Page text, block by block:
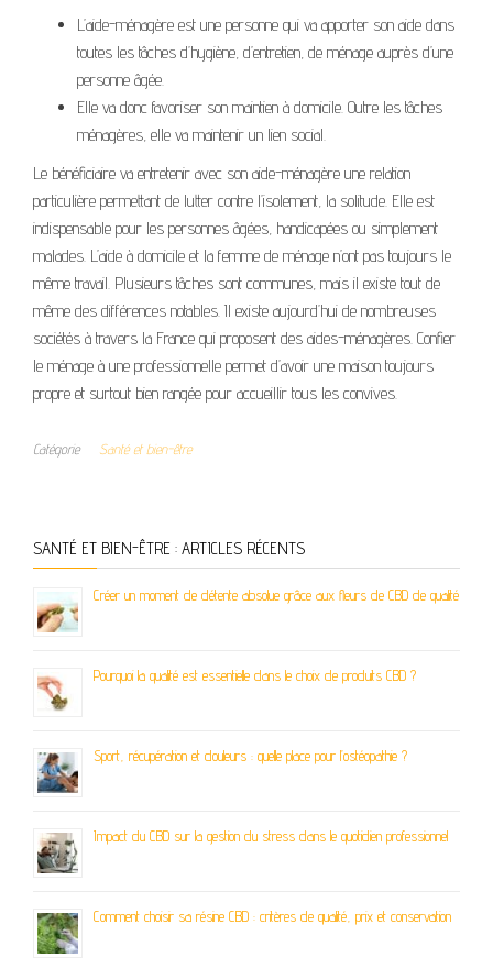
L’aide-ménagère est une personne qui va apporter son aide dans
toutes les tâches d’hygiène, d’entretien, de ménage auprès d’une
personne âgée.
Elle va donc favoriser son maintien à domicile. Outre les tâches
ménagères, elle va maintenir un lien social.
Le bénéficiaire va entretenir avec son aide-ménagère une relation
particulière permettant de lutter contre l’isolement, la solitude. Elle est
indispensable pour les personnes âgées, handicapées ou simplement
malades. L’aide à domicile et la femme de ménage n’ont pas toujours le
même travail. Plusieurs tâches sont communes, mais il existe tout de
même des différences notables. Il existe aujourd’hui de nombreuses
sociétés à travers la France qui proposent des aides-ménagères. Confier
le ménage à une professionnelle permet d’avoir une maison toujours
propre et surtout bien rangée pour accueillir tous les convives.
Catégorie Santé et bien-être
SANTÉ ET BIEN-ÊTRE : ARTICLES RÉCENTS
Créer un moment de détente absolue grâce aux fleurs de CBD de qualité
Pourquoi la qualité est essentielle dans le choix de produits CBD ?
Sport, récupération et douleurs : quelle place pour l’ostéopathie ?
Impact du CBD sur la gestion du stress dans le quotidien professionnel
Comment choisir sa résine CBD : critères de qualité, prix et conservation